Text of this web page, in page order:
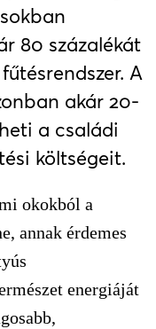
80 százalékát
A
akár 20-
a családi
költségeit.
okokból a
annak érdemes
energiáját